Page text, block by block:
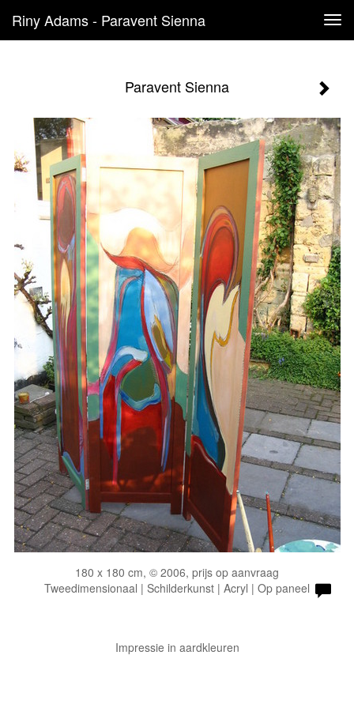
Riny Adams - Paravent Sienna
Paravent Sienna
180 x 180 cm, © 2006, prijs op aanvraag
Tweedimensionaal | Schilderkunst | Acryl | Op paneel
Impressie in aardkleuren